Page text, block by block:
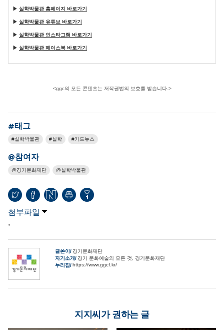
▶ 실학박물관 홈페이지 바로가기
▶ 실학박물관 유튜브 바로가기
▶ 실학박물관 인스타그램 바로가기
▶ 실학박물관 페이스북 바로가기
<ggc의 모든 콘텐츠는 저작권법의 보호를 받습니다.>
#태그
실학박물관 실학 카드뉴스
@참여자
경기문화재단 실학박물관
1
첨부파일
,
글쓴이
경기문화재단
자기소개
경기 문화예술의 모든 것, 경기문화재단
누리집 https://www.ggcf.kr/
지지씨가 권하는 글